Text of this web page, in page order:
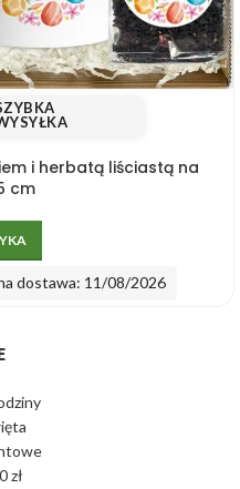
i herbatą liściastą na
cm
dostawa: 11/08/2026
zł